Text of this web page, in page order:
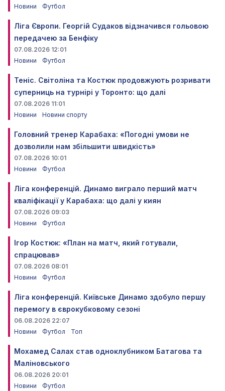
Новини
Футбол
Ліга Європи. Георгій Судаков відзначився гольовою
передачею за Бенфіку
07.08.2026 12:01
Новини
Футбол
Теніс. Світоліна та Костюк продовжують розривати
суперниць на турнірі у Торонто: що далі
07.08.2026 11:01
Новини
Новини спорту
Головний тренер Карабаха: «Погодні умови не
дозволили нам збільшити швидкість»
07.08.2026 10:01
Новини
Футбол
Ліга конференцій. Динамо виграло перший матч
кваліфікації у Карабаха: що далі у киян
07.08.2026 09:03
Новини
Футбол
Ігор Костюк: «План на матч, який готували,
спрацював»
07.08.2026 08:01
Новини
Футбол
Ліга конференцій. Київське Динамо здобуло першу
перемогу в єврокубковому сезоні
06.08.2026 22:07
Новини
Футбол Топ
Мохамед Салах став одноклубником Батагова та
Маліновського
06.08.2026 20:01
Новини
Футбол